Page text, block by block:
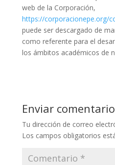
web de la Corporación,
https://corporacionepe.org/
puede ser descargado de
como referente para el
los ámbitos académicos de
Enviar comentario
Tu dirección de correo
Los campos obligatorios